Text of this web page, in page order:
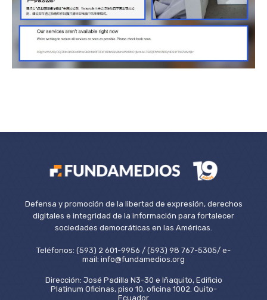
Defensa y promoción de la libertad de expresión, derechos
digitales e integridad de la información para fortalecer
sociedades democráticas en las Américas.
Teléfonos: (593) 2 601-9956 / (593) 98 767-5305/ e-
mail: info@fundamedios.org
Dirección: José Padilla N3-30 e Iñaquito, Edificio
Platinum Oficinas, piso 10, oficina 1002. Quito-
Ecuador